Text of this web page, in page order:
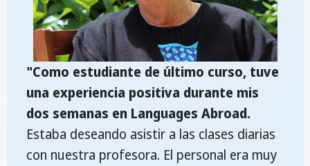
"Como estudiante de último curso, tuve
una experiencia positiva durante mis
dos semanas en Languages Abroad.
Estaba deseando asistir a las clases diarias
con nuestra profesora. El personal era muy